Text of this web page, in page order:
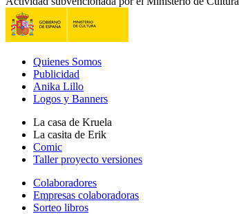
Quienes Somos
Publicidad
Anika Lillo
Logos y Banners
La casa de Kruela
La casita de Erik
Comic
Taller proyecto versiones
Colaboradores
Empresas colaboradoras
Sorteo libros